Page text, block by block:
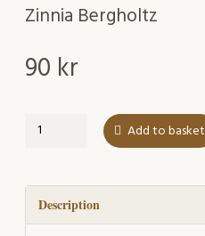
Zinnia Bergholtz
90 kr
Att
quantity
Add to basket
Description